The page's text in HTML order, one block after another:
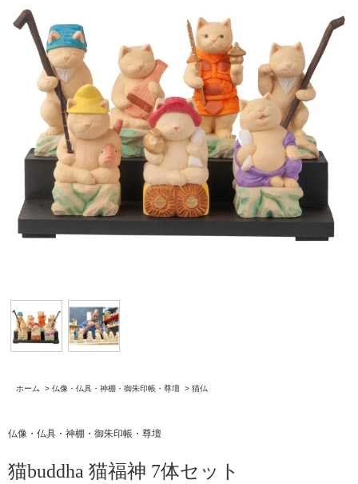
ホーム > 仏像・仏具・神棚・御朱印帳・尊壇 > 猫仏
仏像・仏具・神棚・御朱印帳・尊壇
猫buddha 猫福神 7体セット